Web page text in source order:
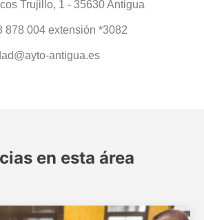
Trujillo, 1 - 35630 Antigua
878 004 extensión *3082
antigua.es
en esta área